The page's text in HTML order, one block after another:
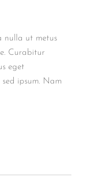
nulla ut metus
Curabitur
eget
ipsum. Nam